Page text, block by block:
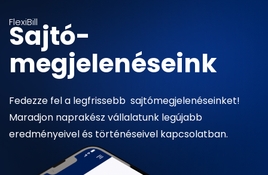
FlexiBill
Sajtó-
megjelenéseink
Fedezze fel a legfrissebb sajtómegjelenéseinket!
Maradjon naprakész vállalatunk legújabb
eredményeivel és történéseivel kapcsolatban.